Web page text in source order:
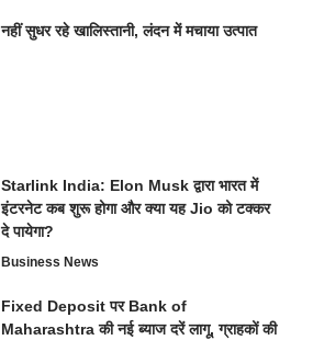
नहीं सुधर रहे खालिस्तानी, लंदन में मचाया उत्पात
Starlink India: Elon Musk द्वारा भारत में
इंटरनेट कब शुरू होगा और क्या यह Jio को टक्कर
दे पायेगा?
Business News
Fixed Deposit पर Bank of
Maharashtra की नई ब्याज दरें लागू, ग्राहकों की